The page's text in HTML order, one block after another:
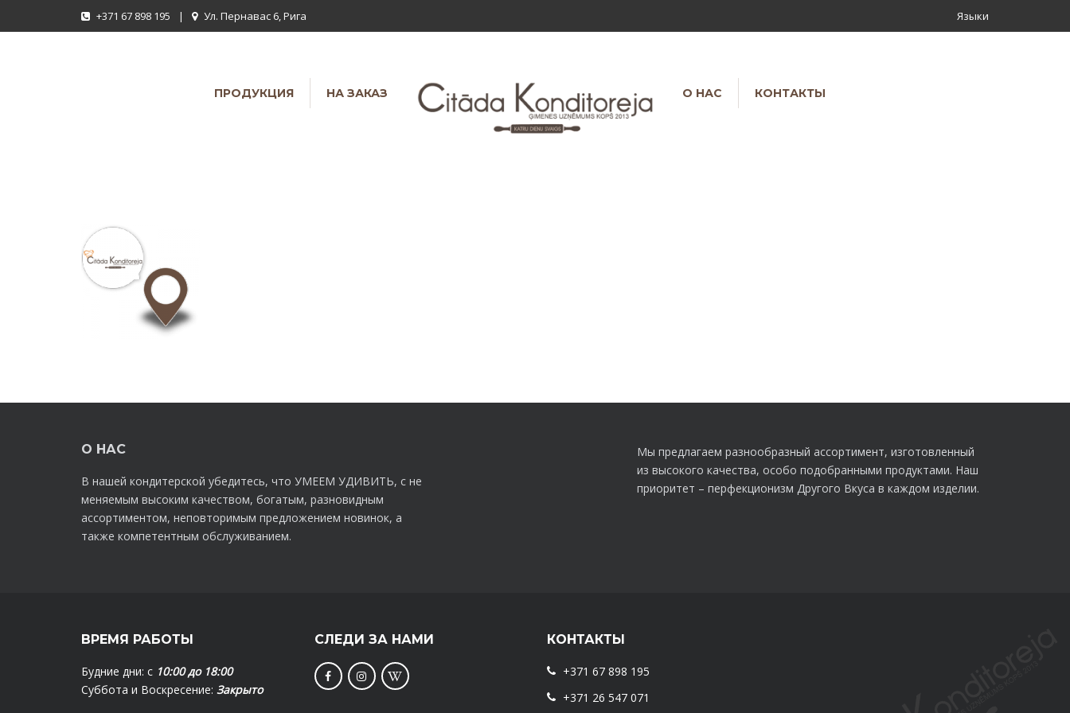
+371 67 898 195 | Ул. Пернавас 6, Рига Языки
ПРОДУКЦИЯ НА ЗАКАЗ О НАС КОНТАКТЫ
О НАС
В нашей кондитерской убедитесь, что УМЕЕМ УДИВИТЬ, с не
меняемым высоким качеством, богатым, разновидным
ассортиментом, неповторимым предложением новинок, а
также компетентным обслуживанием.
Мы предлагаем разнообразный ассортимент, изготовленный
из высокого качества, особо подобранными продуктами. Наш
приоритет – перфекционизм Другого Вкуса в каждом изделии.
ВРЕМЯ РАБОТЫ
Будние дни: с 10:00 до 18:00
Суббота и Воскресение: Закрыто
СЛЕДИ ЗА НАМИ КОНТАКТЫ
+371 67 898 195
+371 26 547 071